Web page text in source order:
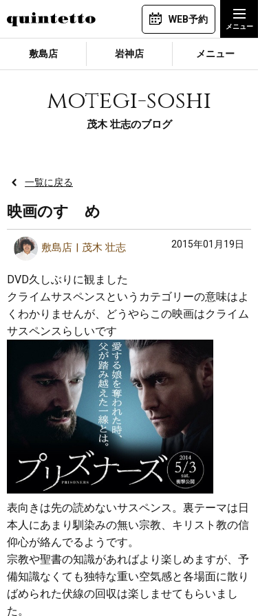
WEB予約
敷島店 岩神店 メニュー
motegi-soshi
茂木 壮志のブログ
一覧に戻る
映画のすゝめ
敷島店 茂木 壮志 2015年01月19日
DVD久しぶりに観ました
クライムサスペンスというカテゴリーの意味はよ
くわかりませんが、どうやらこの映画はクライム
サスペンスらしいです
表向きは先の読めないサスペンス。裏テーマは日
本人にあまり馴染みの無い宗教、キリスト教の信
仰心が絡んでるようです。
宗教や聖書の知識があればより楽しめますが、予
備知識なくても独特な重い空気感と各場面に散り
ばめられた伏線の回収は楽しませてもらいまし
た。